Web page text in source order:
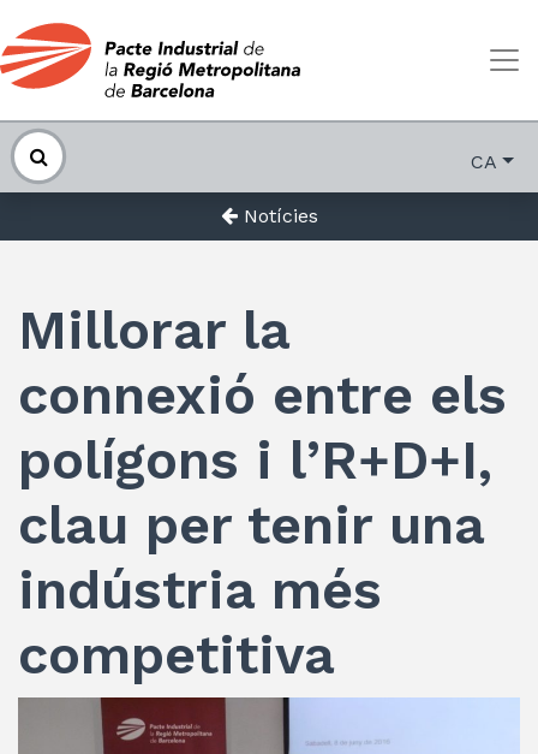
CA
Notícies
Millorar la
connexió entre els
polígons i l’R+D+I,
clau per tenir una
indústria més
competitiva